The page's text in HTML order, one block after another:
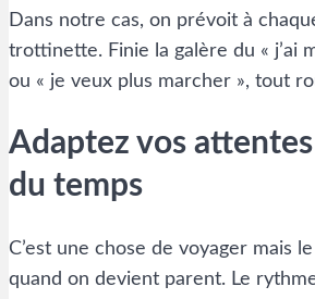
Dans notre cas, on prévoit à
trottinette. Finie la galère du « j’ai
ou « je veux plus marcher », tout
Adaptez vos
du temps
C’est une chose de voyager mais
quand on devient parent. Le